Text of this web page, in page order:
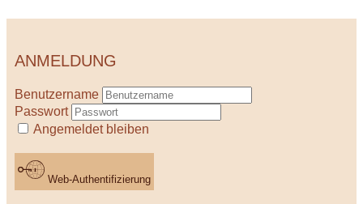
ANMELDUNG
Benutzername
Passwort
Angemeldet bleiben
Web-Authentifizierung